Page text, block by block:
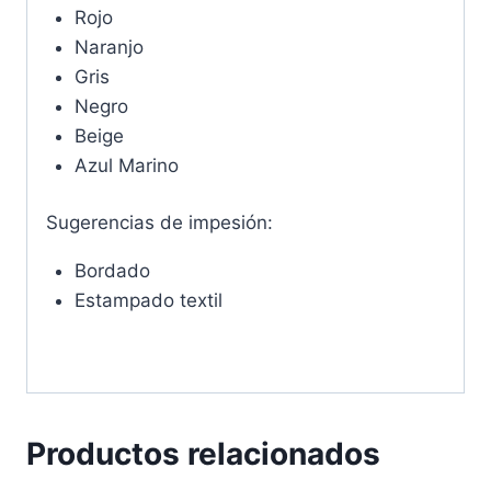
Rojo
Naranjo
Gris
Negro
Beige
Azul Marino
Sugerencias de impesión:
Bordado
Estampado textil
Productos relacionados